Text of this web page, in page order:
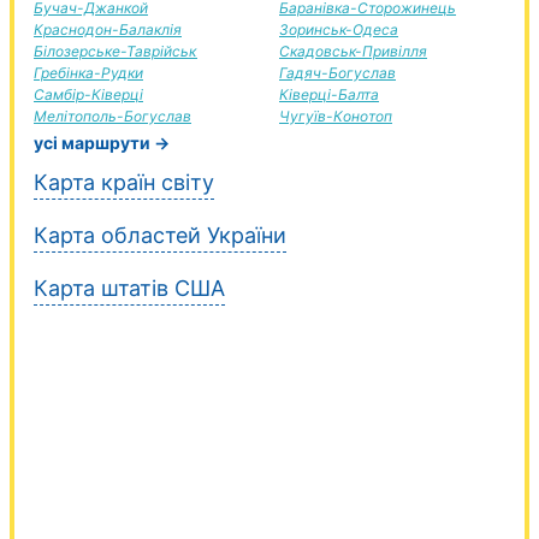
Бучач-Джанкой
Краснодон-Балаклія
Білозерське-Таврійськ
Гребінка-Рудки
Самбір-Ківерці
Мелітополь-Богуслав
Баранівка-Сторожинець
Зоринськ-Одеса
Скадовськ-Привілля
Гадяч-Богуслав
Ківерці-Балта
Чугуїв-Конотоп
усі маршрути →
Карта країн світу
Карта областей України
Карта штатів США